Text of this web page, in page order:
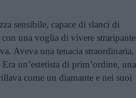
sensibile, capace di slanci di
con una voglia di vivere straripante
Aveva una tenacia straordinaria,
un’estetista di prim’ordine, una
come un diamante e nei suoi